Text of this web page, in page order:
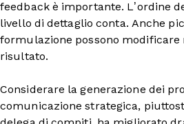
feedback è importante. L’ordine
livello di dettaglio conta. Anche
formulazione possono modificare
risultato.
Considerare la generazione dei
comunicazione strategica,